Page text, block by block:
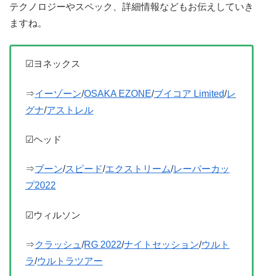
テクノロジーやスペック、詳細情報などもお伝えしていき
ますね。
☑ヨネックス
⇒イーゾーン/OSAKA EZONE/ブイコア Limited/レ
グナ/アストレル
☑ヘッド
⇒ブーン/スピード/エクストリーム/レーバーカッ
プ2022
☑ウィルソン
⇒クラッシュ /RG 2022/ナイトセッション/ウルト
ラ/ウルトラツアー